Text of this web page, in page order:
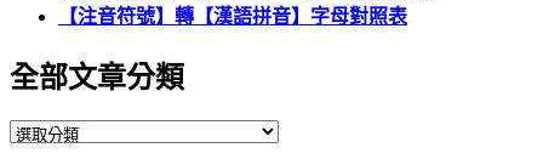
【注音符號】轉【漢語拼音】字母對照表
全部文章分類
全